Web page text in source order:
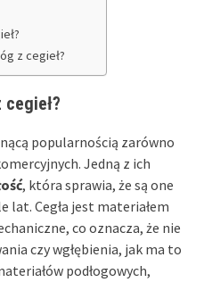
z cegieł?
popularnością zarówno
Jedną z ich
, która sprawia, że są one
lat. Cegła jest materiałem
co oznacza, że nie
czy wgłębienia, jak ma to
podłogowych,